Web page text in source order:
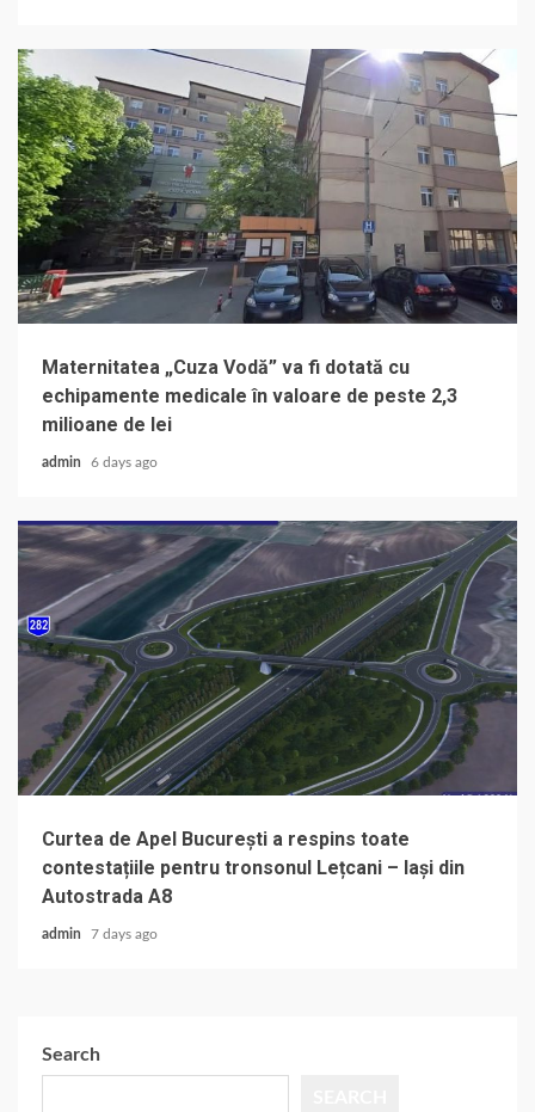
Maternitatea „Cuza Vodă” va fi dotată cu
echipamente medicale în valoare de peste 2,3
milioane de lei
admin 6 days ago
Curtea de Apel București a respins toate
contestațiile pentru tronsonul Lețcani – Iași din
Autostrada A8
admin 7 days ago
Search